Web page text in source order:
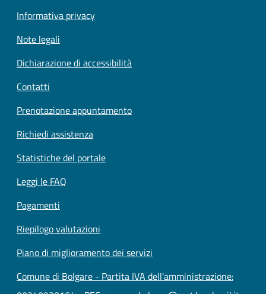
Informativa privacy
Note legali
Dichiarazione di accessibilità
Contatti
Prenotazione appuntamento
Richiedi assistenza
Statistiche del portale
Leggi le FAQ
Pagamenti
Riepilogo valutazioni
Piano di miglioramento dei servizi
Comune di Bolgare - Partita IVA dell'amministrazione: